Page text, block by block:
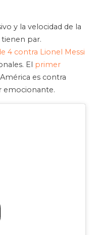
y la velocidad de la
tienen par.
4 contra Lionel Messi
El primer
es contra
emocionante.